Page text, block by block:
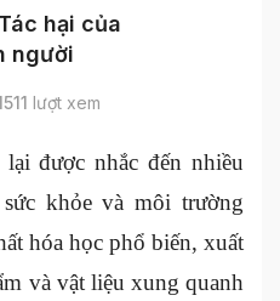
hại của
người
lượt xem
được nhắc đến nhiều
khỏe và môi trường
hóa học phổ biến, xuất
và vật liệu xung quanh